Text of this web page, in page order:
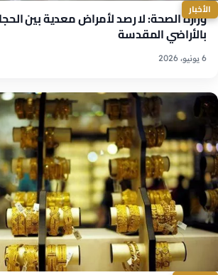
الأخبار
وزارة الصحة: لا رصد لأمراض معدية بين
بالأراضي المقدسة
6 يونيو، 2026